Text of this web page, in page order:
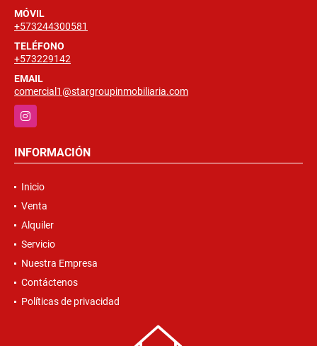
MÓVIL
+573244300581
TELÉFONO
+573229142
EMAIL
comercial1@stargroupinmobiliaria.com
Instagram
INFORMACIÓN
Inicio
Venta
Alquiler
Servicio
Nuestra Empresa
Contáctenos
Políticas de privacidad